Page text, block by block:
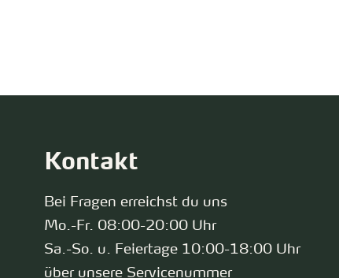
Kontakt
Bei Fragen erreichst du uns
Mo.-Fr. 08:00-20:00 Uhr
Sa.-So. u. Feiertage 10:00-18:00 Uhr
über unsere Servicenummer